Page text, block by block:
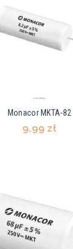
Monacor MKTA-82
9,99 zł